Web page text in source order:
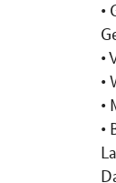
•
•
•
•
•